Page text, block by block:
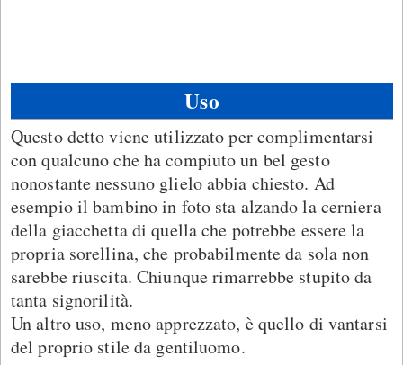
Uso
Questo detto viene utilizzato per complimentarsi
con qualcuno che ha compiuto un bel gesto
nonostante nessuno glielo abbia chiesto. Ad
esempio il bambino in foto sta alzando la cerniera
della giacchetta di quella che potrebbe essere la
propria sorellina, che probabilmente da sola non
sarebbe riuscita. Chiunque rimarrebbe stupito da
tanta signorilità.
Un altro uso, meno apprezzato, è quello di vantarsi
del proprio stile da gentiluomo.